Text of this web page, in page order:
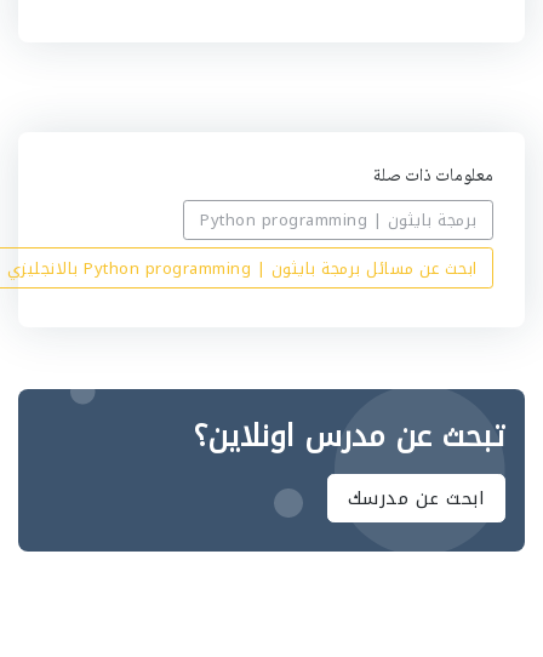
معلومات ذات صلة
برمجة بايثون | Python programming
ابحث عن مسائل برمجة بايثون | Python programming بالانجليزي
تبحث عن مدرس اونلاين؟
ابحث عن مدرسك